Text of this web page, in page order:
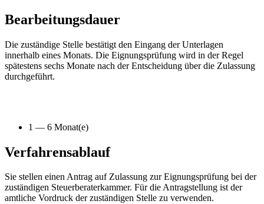
Bearbeitungsdauer
Die zuständige Stelle bestätigt den Eingang der Unterlagen
innerhalb eines Monats. Die Eignungsprüfung wird in der Regel
spätestens sechs Monate nach der Entscheidung über die Zulassung
durchgeführt.
1 — 6 Monat(e)
Verfahrensablauf
Sie stellen einen Antrag auf Zulassung zur Eignungsprüfung bei der
zuständigen Steuerberaterkammer. Für die Antragstellung ist der
amtliche Vordruck der zuständigen Stelle zu verwenden.